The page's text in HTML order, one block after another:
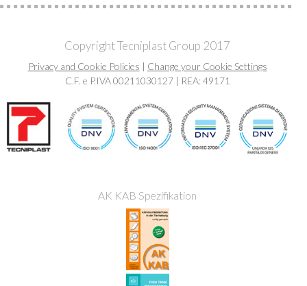
Copyright Tecniplast Group 2017
Privacy and Cookie Policies | Change your Cookie Settings
C.F. e P.IVA 00211030127 | REA: 49171
AK KAB Spezifikation